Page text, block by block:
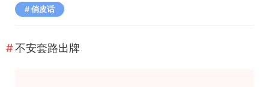
俏皮话
不安套路出牌